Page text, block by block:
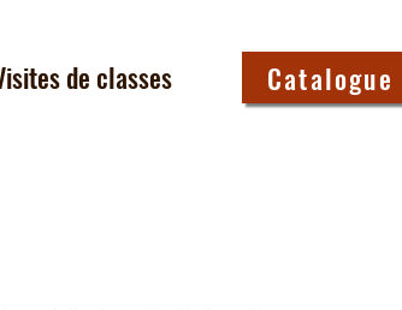
de classes Catalogue